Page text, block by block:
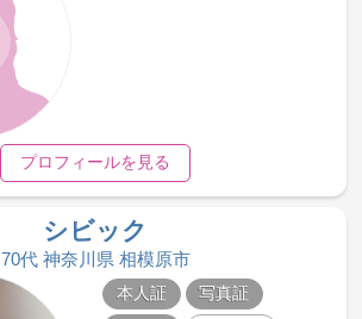
プロフィールを見る
シビック
70代 神奈川県 相模原市
本人証
写真証